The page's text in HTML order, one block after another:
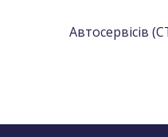
Автосервісів